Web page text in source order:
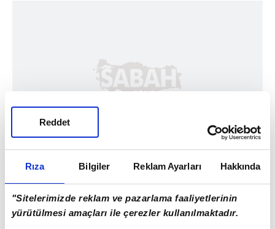
Rıza Bilgiler Reklam Ayarları Hakkında
"Sitelerimizde reklam ve pazarlama faaliyetlerinin
yürütülmesi amaçları ile çerezler kullanılmaktadır.
Reddet